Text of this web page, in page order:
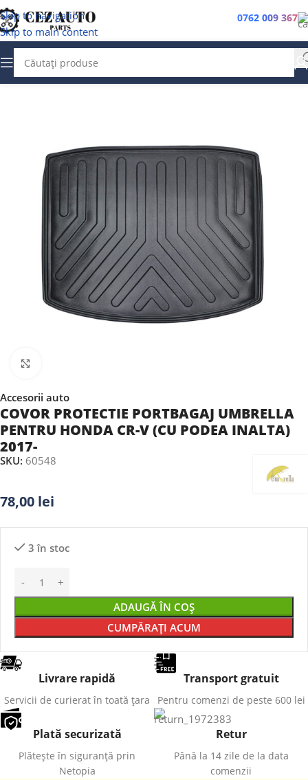
Skip to navigation
Skip to main content
0762 009 367
Accesorii auto
COVOR PROTECTIE PORTBAGAJ UMBRELLA
PENTRU HONDA CR-V (CU PODEA INALTA)
2017-
SKU: 60548
78,00 lei
3 în stoc
ADAUGĂ ÎN COȘ
CUMPĂRAȚI ACUM
Livrare rapidă
Servicii de curierat în toată țara
Transport gratuit
Pentru comenzi de peste 600 lei
Plată securizată
Plătește în siguranță prin
Netopia
Retur
Până la 14 zile de la data
comenzii